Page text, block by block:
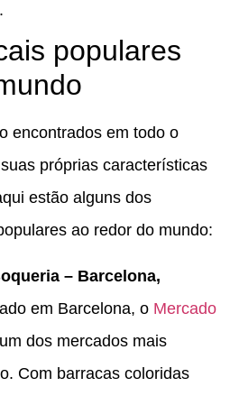
populares
encontrados em todo o
próprias características
estão alguns dos
ao redor do mundo:
– Barcelona,
em Barcelona, o Mercado
dos mercados mais
Com barracas coloridas